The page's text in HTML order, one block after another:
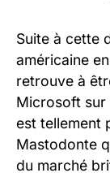
Suite à cette
américaine
retrouve à
Microsoft sur
est tellement
Mastodonte
du marché